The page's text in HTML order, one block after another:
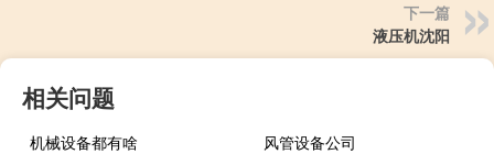
下一篇
液压机沈阳
相关问题
机械设备都有啥
风管设备公司